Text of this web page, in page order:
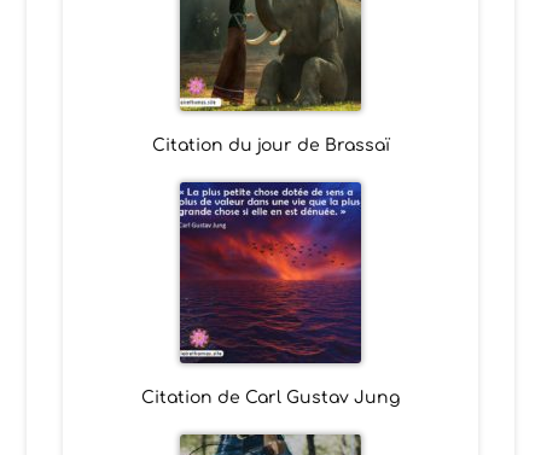
Citation du jour de Brassaï
Citation de Carl Gustav Jung